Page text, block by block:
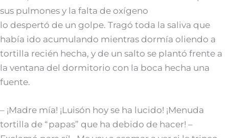
sus pulmones y la falta de oxígeno
lo despertó de un golpe. Tragó toda la saliva que
había ido acumulando mientras dormía oliendo a
tortilla recién hecha, y de un salto se plantó frente a
la ventana del dormitorio con la boca hecha una
fuente.
– ¡Madre mía! ¡Luisón hoy se ha lucido! ¡Menuda
tortilla de “papas” que ha debido de hacer! –